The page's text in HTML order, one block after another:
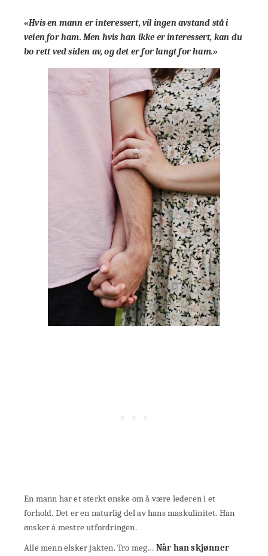
«Hvis en mann er interessert, vil ingen avstand stå i
veien for ham. Men hvis han ikke er interessert, kan du
bo rett ved siden av, og det er for langt for ham.»
En mann har et sterkt ønske om å være lederen i et
forhold. Det er en naturlig del av hans maskulinitet. Han
ønsker å mestre utfordringen.
Alle menn elsker jakten. Tro meg… Når han skjønner